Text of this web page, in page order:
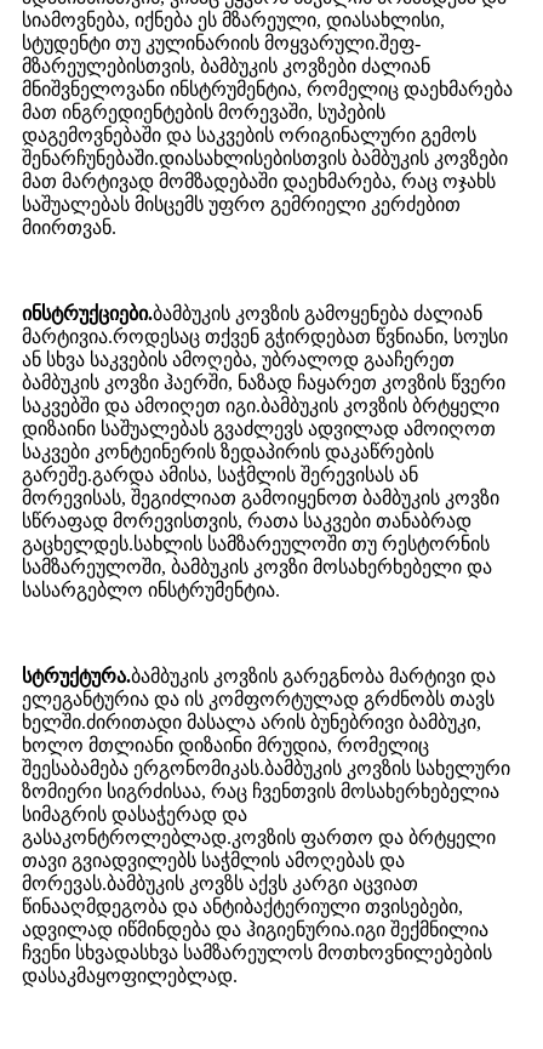
სიამოვნება, იქნება ეს მზარეული, დიასახლისი,
სტუდენტი თუ კულინარიის მოყვარული.შეფ-
მზარეულებისთვის, ბამბუკის კოვზები ძალიან
მნიშვნელოვანი ინსტრუმენტია, რომელიც დაეხმარება
მათ ინგრედიენტების მორევაში, სუპების
დაგემოვნებაში და საკვების ორიგინალური გემოს
შენარჩუნებაში.დიასახლისებისთვის ბამბუკის კოვზები
მათ მარტივად მომზადებაში დაეხმარება, რაც ოჯახს
საშუალებას მისცემს უფრო გემრიელი კერძებით
მიირთვან.
ინსტრუქციები.ბამბუკის კოვზის გამოყენება ძალიან
მარტივია.როდესაც თქვენ გჭირდებათ წვნიანი, სოუსი
ან სხვა საკვების ამოღება, უბრალოდ გააჩერეთ
ბამბუკის კოვზი ჰაერში, ნაზად ჩაყარეთ კოვზის წვერი
საკვებში და ამოიღეთ იგი.ბამბუკის კოვზის ბრტყელი
დიზაინი საშუალებას გვაძლევს ადვილად ამოიღოთ
საკვები კონტეინერის ზედაპირის დაკაწრების
გარეშე.გარდა ამისა, საჭმლის შერევისას ან
მორევისას, შეგიძლიათ გამოიყენოთ ბამბუკის კოვზი
სწრაფად მორევისთვის, რათა საკვები თანაბრად
გაცხელდეს.სახლის სამზარეულოში თუ რესტორნის
სამზარეულოში, ბამბუკის კოვზი მოსახერხებელი და
სასარგებლო ინსტრუმენტია.
სტრუქტურა.ბამბუკის კოვზის გარეგნობა მარტივი და
ელეგანტურია და ის კომფორტულად გრძნობს თავს
ხელში.ძირითადი მასალა არის ბუნებრივი ბამბუკი,
ხოლო მთლიანი დიზაინი მრუდია, რომელიც
შეესაბამება ერგონომიკას.ბამბუკის კოვზის სახელური
ზომიერი სიგრძისაა, რაც ჩვენთვის მოსახერხებელია
სიმაგრის დასაჭერად და
გასაკონტროლებლად.კოვზის ფართო და ბრტყელი
თავი გვიადვილებს საჭმლის ამოღებას და
მორევას.ბამბუკის კოვზს აქვს კარგი აცვიათ
წინააღმდეგობა და ანტიბაქტერიული თვისებები,
ადვილად იწმინდება და ჰიგიენურია.იგი შექმნილია
ჩვენი სხვადასხვა სამზარეულოს მოთხოვნილებების
დასაკმაყოფილებლად.